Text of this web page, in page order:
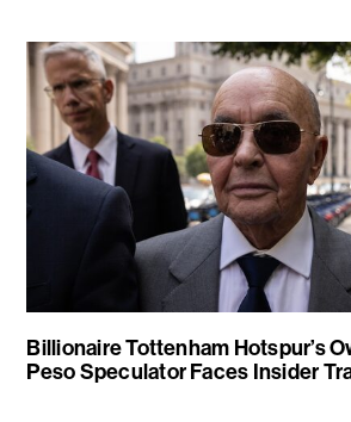
Billionaire Tottenham Hotspur’s
Peso Speculator Faces Insider